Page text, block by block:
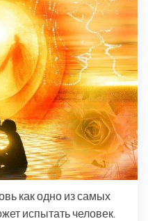
как одно из самых
испытать человек.